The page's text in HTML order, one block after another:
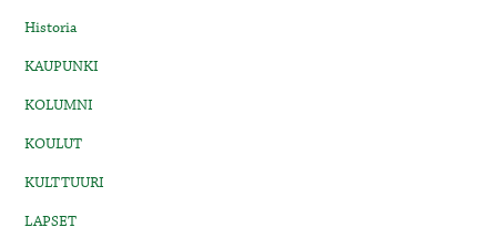
Historia
KAUPUNKI
KOLUMNI
KOULUT
KULTTUURI
LAPSET